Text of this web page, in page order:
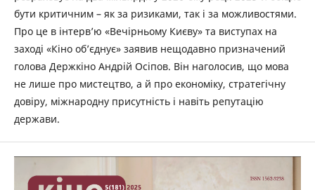
бути критичним – як за ризиками, так і за можливостями.
Про це в інтерв’ю «Вечірньому Києву» та виступах на
заході «Кіно об’єднує» заявив нещодавно призначений
голова Держкіно Андрій Осіпов. Він наголосив, що мова
не лише про мистецтво, а й про економіку, стратегічну
довіру, міжнародну присутність і навіть репутацію
держави.